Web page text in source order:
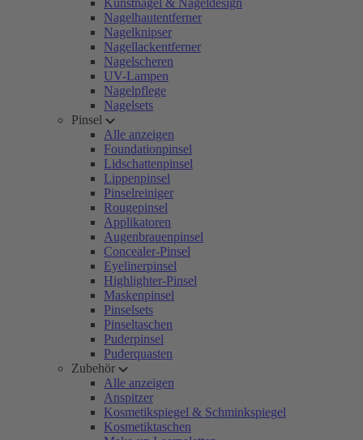
Kunstnägel & Nageldesign
Nagelhautentferner
Nagelknipser
Nagellackentferner
Nagelscheren
UV-Lampen
Nagelpflege
Nagelsets
Pinsel
Alle anzeigen
Foundationpinsel
Lidschattenpinsel
Lippenpinsel
Pinselreiniger
Rougepinsel
Applikatoren
Augenbrauenpinsel
Concealer-Pinsel
Eyelinerpinsel
Highlighter-Pinsel
Maskenpinsel
Pinselsets
Pinseltaschen
Puderpinsel
Puderquasten
Zubehör
Alle anzeigen
Anspitzer
Kosmetikspiegel & Schminkspiegel
Kosmetiktaschen